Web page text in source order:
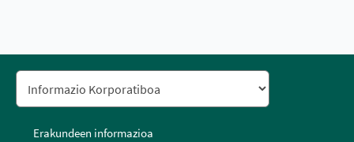
Erakundeen informazioa